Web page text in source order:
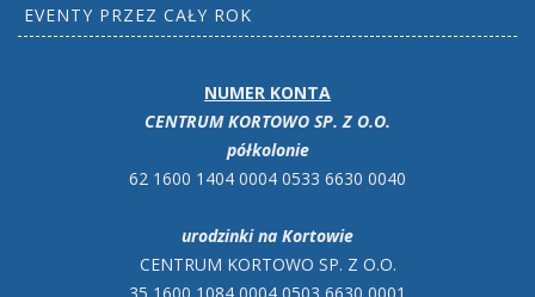
EVENTY PRZEZ CAŁY ROK
NUMER KONTA
CENTRUM KORTOWO SP. Z O.O.
półkolonie
62 1600 1404 0004 0533 6630 0040
urodzinki na Kortowie
CENTRUM KORTOWO SP. Z O.O.